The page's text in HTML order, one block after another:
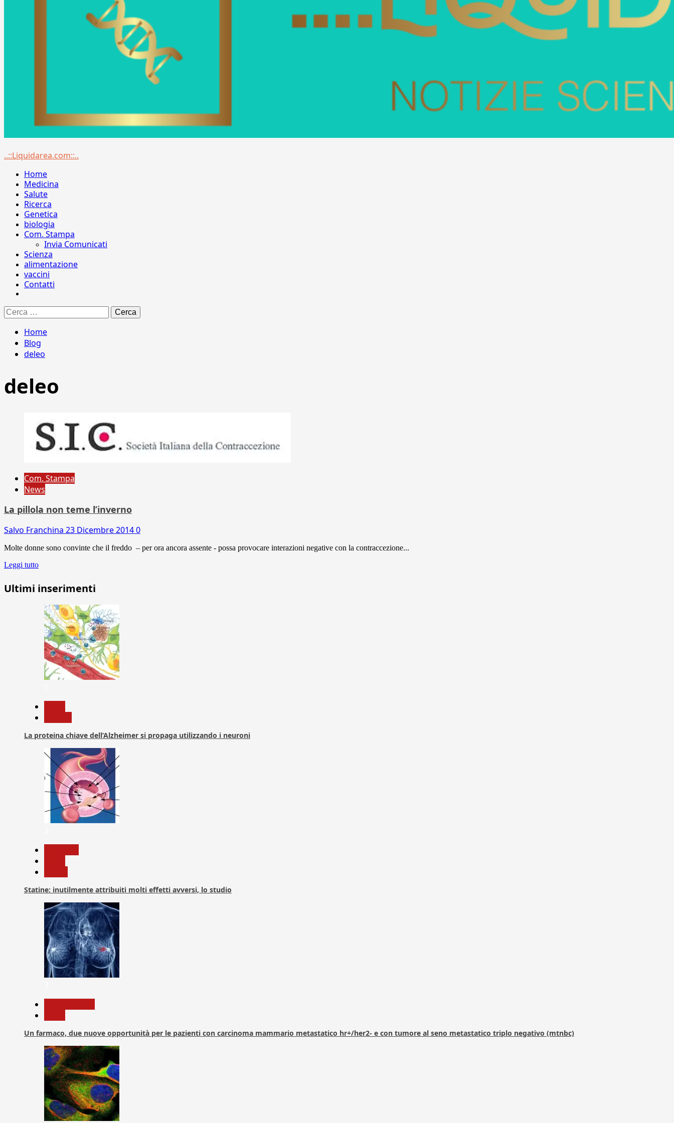
Menu
..::Liquidarea.com::..
Home
Medicina
Salute
Ricerca
Genetica
biologia
Com. Stampa
Invia Comunicati
Scienza
alimentazione
vaccini
Contatti
Ricerca
per:
Home
Blog
deleo
deleo
Com. Stampa
News
La pillola non teme l’inverno
Salvo Franchina 23 Dicembre 20140
Molte donne sono convinte che il freddo – per ora ancora assente - possa provocare interazioni negative con la contraccezione...
Leggi tutto
Ultimi inserimenti
La proteina chiave dell’Alzheimer si propaga utilizzando i neuroni
Statine: inutilmente attribuiti molti effetti avversi, lo studio
Un farmaco, due nuove opportunità per le pazienti con carcinoma mammario metastatico hr+/her2- e con tumore al seno metastatico triplo negativo (mtnbc)